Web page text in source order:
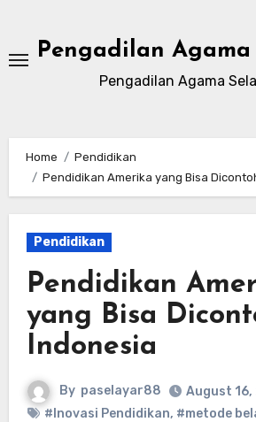
contentPengadilan Agama
Pengadilan Agama
Home
Pendidikan
Pendidikan Amerika yang Bisa
Pendidikan
Pendidikan
yang Bisa
Indonesia
By paselayar88
August 16,
#Inovasi Pendidikan, #metode